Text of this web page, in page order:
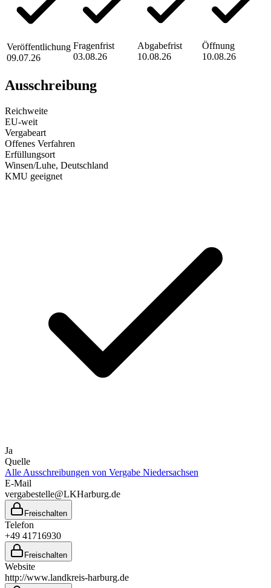
Veröffentlichung
09.07.26
Fragenfrist
03.08.26
Abgabefrist
10.08.26
Öffnung
10.08.26
Ausschreibung
Reichweite
EU-weit
Vergabeart
Offenes Verfahren
Erfüllungsort
Winsen/Luhe, Deutschland
KMU geeignet
Ja
Quelle
Alle Ausschreibungen von Vergabe Niedersachsen
E-Mail
vergabestelle@LKHarburg.de
Freischalten
Telefon
+49 41716930
Freischalten
Website
http://www.landkreis-harburg.de